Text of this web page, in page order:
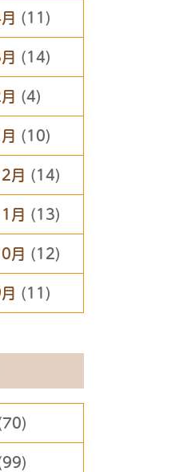
(11)
(14)
(4)
(10)
月 (14)
月 (13)
月 (12)
(11)